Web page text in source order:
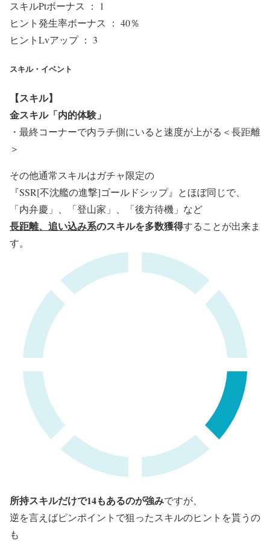
スキルPtボーナス ： 1
ヒント発生率ボーナス ： 40％
ヒントLvアップ ： 3
スキル・イベント
【スキル】
金スキル「内的体験」
・最終コーナーで内ラチ側にいると速度が上がる＜長距離
＞
その他通常スキルはガチャ限定の
『SSR[不沈艦の進撃]ゴールドシップ』とほぼ同じで、
「内弁慶」、「登山家」、「後方待機」など
長距離、追い込み系のスキルを多数獲得することが出来ま
す。
所持スキルだけで14もあるのが強みですが、
逆を言えばピンポイントで狙ったスキルのヒントを貰うの
も